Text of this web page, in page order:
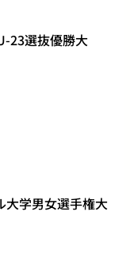
23選抜優勝大
大学男女選手権大